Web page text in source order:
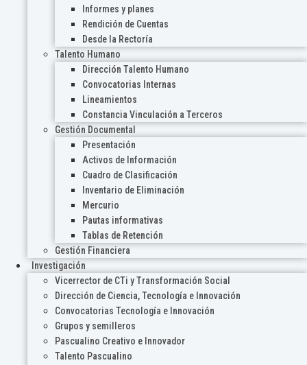
Informes y planes
Rendición de Cuentas
Desde la Rectoría
Talento Humano
Dirección Talento Humano
Convocatorias Internas
Lineamientos
Constancia Vinculación a Terceros
Gestión Documental
Presentación
Activos de Información
Cuadro de Clasificación
Inventario de Eliminación
Mercurio
Pautas informativas
Tablas de Retención
Gestión Financiera
Investigación
Vicerrector de CTi y Transformación Social
Dirección de Ciencia, Tecnología e Innovación
Convocatorias Tecnología e Innovación
Grupos y semilleros
Pascualino Creativo e Innovador
Talento Pascualino